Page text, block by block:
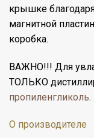
крышке
магнитной
коробка.
ВАЖНО!!! Для
ТОЛЬКО
пропиленгликоль.
О производителе